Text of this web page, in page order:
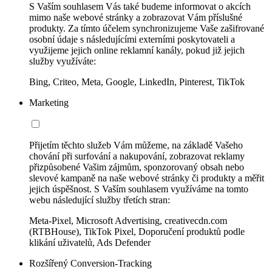
S Vaším souhlasem Vás také budeme informovat o akcích
mimo naše webové stránky a zobrazovat Vám příslušné
produkty. Za tímto účelem synchronizujeme Vaše zašifrované
osobní údaje s následujícími externími poskytovateli a
využijeme jejich online reklamní kanály, pokud již jejich
služby využíváte:
Bing, Criteo, Meta, Google, LinkedIn, Pinterest, TikTok
Marketing
Přijetím těchto služeb Vám můžeme, na základě Vašeho
chování při surfování a nakupování, zobrazovat reklamy
přizpůsobené Vašim zájmům, sponzorovaný obsah nebo
slevové kampaně na naše webové stránky či produkty a měřit
jejich úspěšnost. S Vaším souhlasem využíváme na tomto
webu následující služby třetích stran:
Meta-Pixel, Microsoft Advertising, creativecdn.com
(RTBHouse), TikTok Pixel, Doporučení produktů podle
klikání uživatelů, Ads Defender
Rozšířený Conversion-Tracking